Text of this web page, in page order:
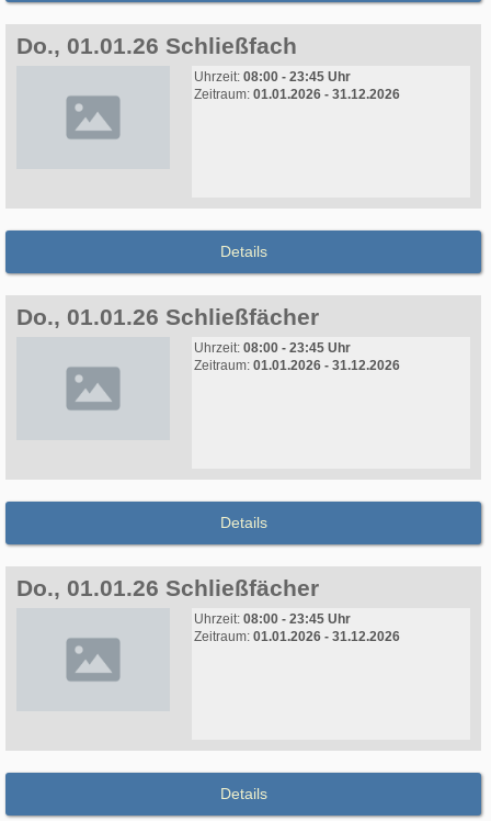
Do., 01.01.26 Schließfach
Uhrzeit: 08:00 - 23:45 Uhr
Zeitraum: 01.01.2026 - 31.12.2026
Details
Do., 01.01.26 Schließfächer
Uhrzeit: 08:00 - 23:45 Uhr
Zeitraum: 01.01.2026 - 31.12.2026
Details
Do., 01.01.26 Schließfächer
Uhrzeit: 08:00 - 23:45 Uhr
Zeitraum: 01.01.2026 - 31.12.2026
Details